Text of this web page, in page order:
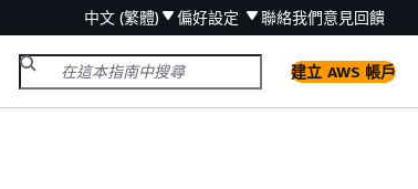
中文 (繁體) 偏好設定 聯絡我們意見回饋
建立 AWS 帳戶